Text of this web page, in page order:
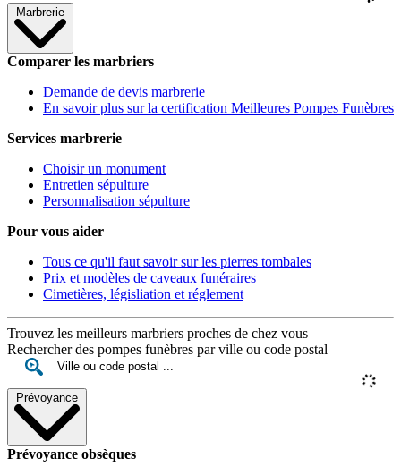
Marbrerie
Comparer les marbriers
Demande de devis marbrerie
En savoir plus sur la certification Meilleures Pompes Funèbres
Services marbrerie
Choisir un monument
Entretien sépulture
Personnalisation sépulture
Pour vous aider
Tous ce qu'il faut savoir sur les pierres tombales
Prix et modèles de caveaux funéraires
Cimetières, législiation et réglement
Trouvez les meilleurs marbriers proches de chez vous
Rechercher des pompes funèbres par ville ou code postal
Prévoyance
Prévoyance obsèques